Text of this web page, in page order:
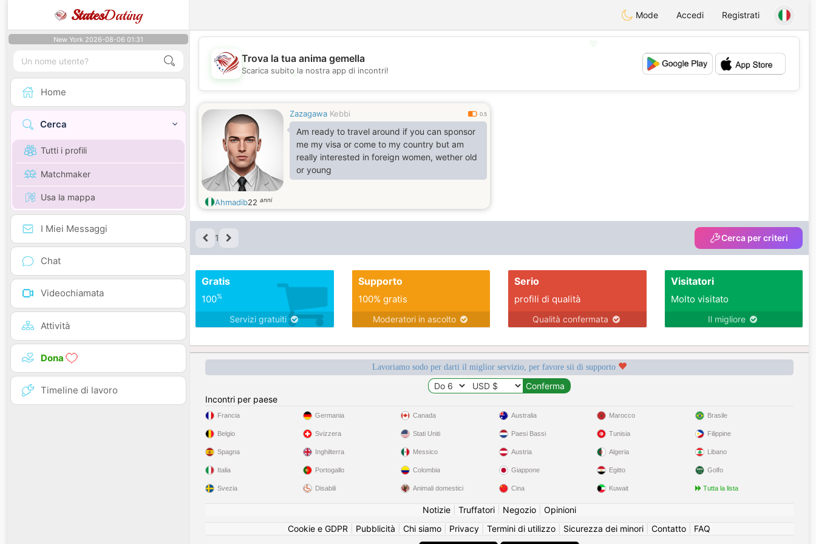
StatesDating Mode Accedi Registrati
New York 2026-08-06 01:31
Home
Cerca
Tutti i profili
Matchmaker
Usa la mappa
I Miei Messaggi
Chat
Videochiamata
Attività
Dona
Timeline di lavoro
💖
💕
Trova la tua anima gemella
Scarica subito la nostra app di incontri!
Zazagawa Kebbi 0.5
Am ready to travel around if you can sponsor
me my visa or come to my country but am
really interested in foreign women, wether old
or young
Ahmadib22 anni
1 Cerca per criteri
Gratis
100%
Servizi gratuiti
Supporto
100% gratis
Moderatori in ascolto
Serio
profili di qualità
Qualità confermata
Visitatori
Molto visitato
Il migliore
Lavoriamo sodo per darti il miglior servizio, per favore sii di supporto
Incontri per paese
Francia
Belgio
Spagna
Italia
Svezia
Germania
Svizzera
Inghilterra
Portogallo
Disabili
Canada
Stati Uniti
Messico
Colombia
Animali domestici
Australia
Paesi Bassi
Austria
Giappone
Cina
Marocco
Tunisia
Algeria
Egitto
Kuwait
Brasile
Filippine
Libano
Golfo
Tutta la lista
Notizie| Truffatori| Negozio| Opinioni
Cookie e GDPR
Pubblicità Chi siamo Privacy Termini di utilizzo Sicurezza dei minori Contatto FAQ